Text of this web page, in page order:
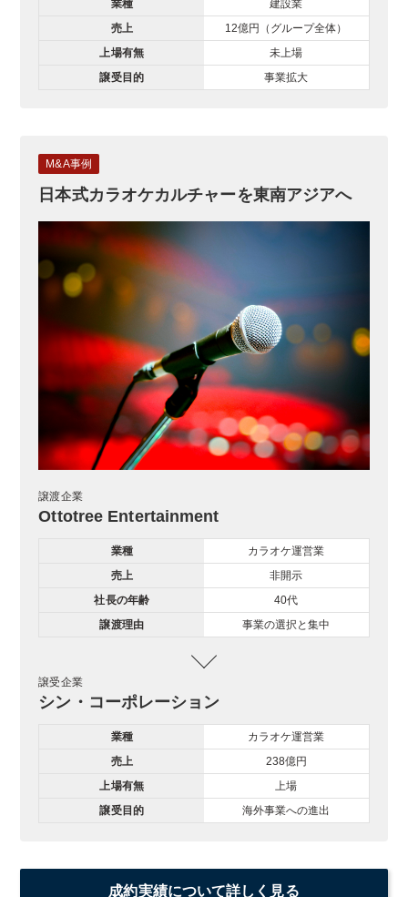
業種
建設業
売上
12億円（グループ全体）
上場有無
未上場
譲受目的
事業拡大
M&A事例
日本式カラオケカルチャーを東南アジアへ
譲渡企業
Ottotree Entertainment
業種
カラオケ運営業
売上
非開示
社長の年齢
40代
譲渡理由
事業の選択と集中
譲受企業
シン・コーポレーション
業種
カラオケ運営業
売上
238億円
上場有無
上場
譲受目的
海外事業への進出
成約実績について詳しく見る